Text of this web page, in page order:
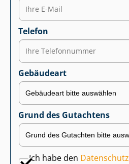
Telefon
Gebäudeart
Grund des Gutachtens
Ich habe den Datenschutz